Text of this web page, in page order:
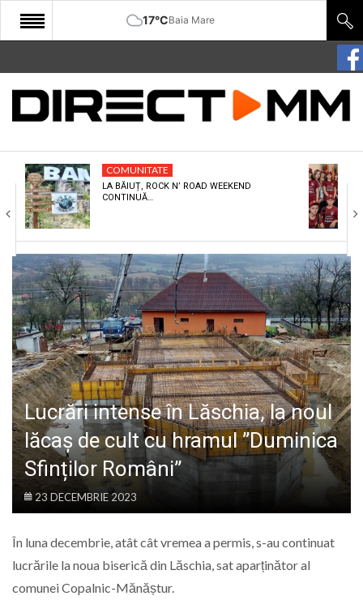
17°CBaia Mare
START
COMUNITATE
CULTURA
ECONOMIE
SANATATE
SPORT
SPECIAL
POLITIC
LIFE
COMUNITATE
LA BĂIUȚ, ROCK N’ ROAD WEEKEND
CONTINUĂ…
Lucrări intense în Lăschia, la noul
lăcaș de cult cu hramul ”Duminica
Sfinților Români”
23 DECEMBRIE 2023
În luna decembrie, atât cât vremea a permis, s-au continuat
lucrările la noua biserică din Lăschia, sat aparținător al
comunei Copalnic-Mănăștur.